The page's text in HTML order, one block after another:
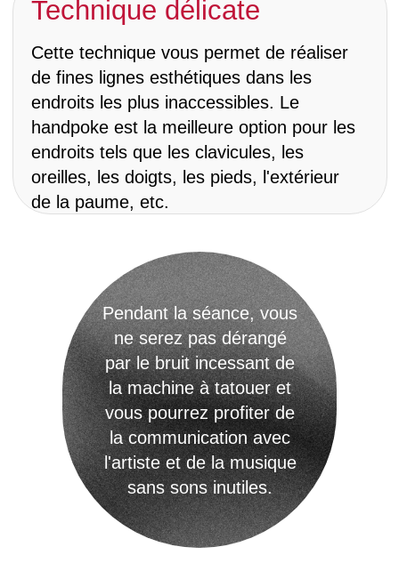
Avant de prendre rendez-vous pour une
session de mini tatouage, veuillez
consulter en DM sur Instagram
@RomaPokesou m'écrire un email à
idée convient au format d'un mini
Consultation
Remplissez le formulaire
Cliquez sur"Prendre rendez-vous"ou
descendez pour la section de réservation.
Choisissez votre ville, la date et l'heure
souhaitées. Entrez vos coordonnées de
contact et finalisez la réservation. Un
acompte de 30 € est requis pour chaque
Prise de
rendez-vous
Étape 1
Étape 2